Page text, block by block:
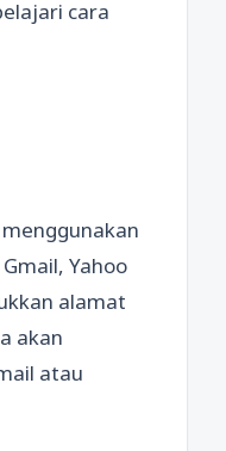
cara
Yahoo
alamat
akan
atau